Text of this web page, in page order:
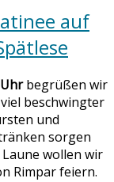
auf
begrüßen wir
beschwingter
und
sorgen
wollen wir
Rimpar feiern.